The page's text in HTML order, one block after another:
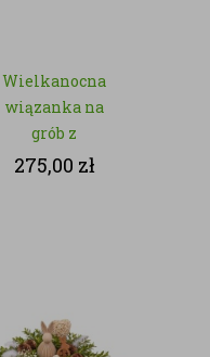
Wielkanocna
wiązanka na
grób z
zajączkiem –
275,00 zł